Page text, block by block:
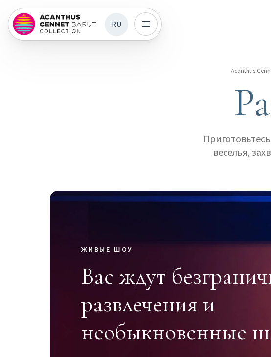
RU
Acanthus
веселья,
ЖИВЫЕ ШОУ
Вас ждут
развлечения и
необыкновенные